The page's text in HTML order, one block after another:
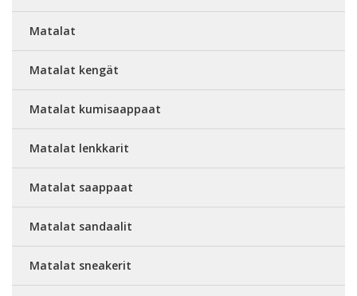
Matalat
Matalat kengät
Matalat kumisaappaat
Matalat lenkkarit
Matalat saappaat
Matalat sandaalit
Matalat sneakerit